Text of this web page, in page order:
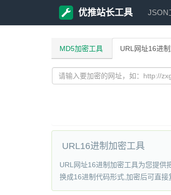
优推站长工具 JSON
MD5加密工具 URL网址16进
URL16进制加密工具
URL网址16进制加密工具为您提供
换成16进制代码形式,加密后可直接